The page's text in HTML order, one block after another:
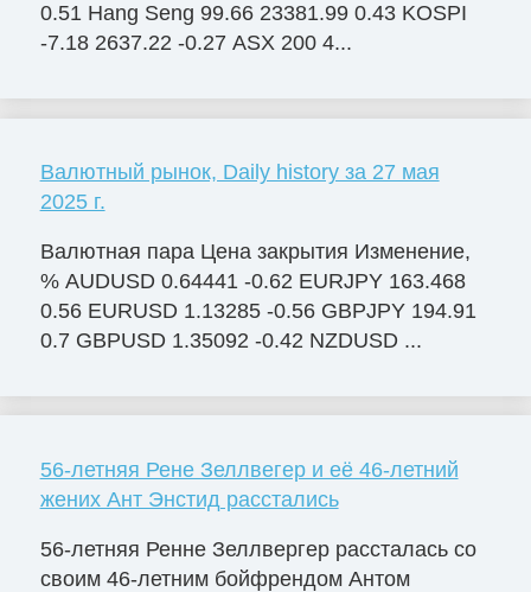
0.51 Hang Seng 99.66 23381.99 0.43 KOSPI
-7.18 2637.22 -0.27 ASX 200 4...
Валютный рынок, Daily history за 27 мая
2025 г.
Валютная пара Цена закрытия Изменение,
% AUDUSD 0.64441 -0.62 EURJPY 163.468
0.56 EURUSD 1.13285 -0.56 GBPJPY 194.91
0.7 GBPUSD 1.35092 -0.42 NZDUSD ...
56-летняя Рене Зеллвегер и её 46-летний
жених Ант Энстид расстались
56-летняя Ренне Зеллвергер рассталась со
своим 46-летним бойфрендом Антом